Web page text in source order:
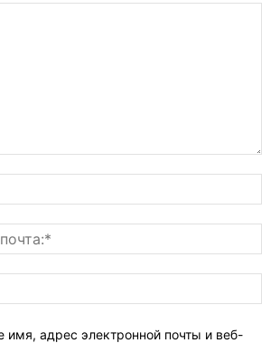
имя, адрес электронной почты и веб-